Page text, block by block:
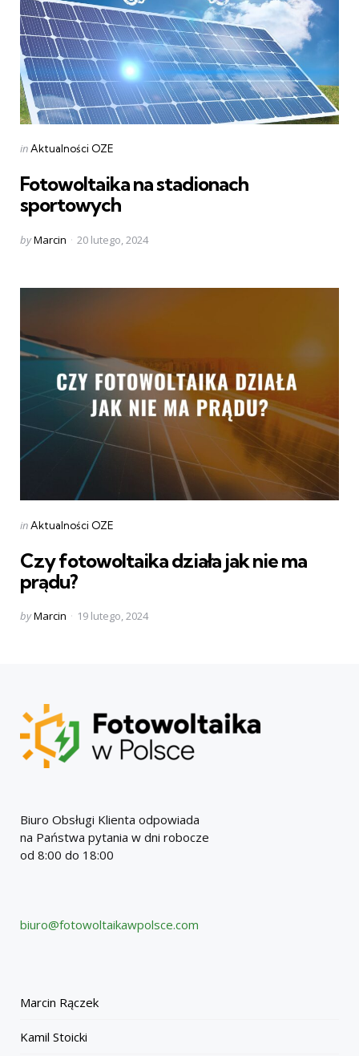
Categories
Posted
inAktualności OZE
Fotowoltaika na stadionach
sportowych
Posted
byMarcin 20 lutego, 2024
Categories
Posted
inAktualności OZE
Czy fotowoltaika działa jak nie ma
prądu?
Posted
byMarcin 19 lutego, 2024
Biuro Obsługi Klienta odpowiada
na Państwa pytania w dni robocze
od 8:00 do 18:00
biuro@fotowoltaikawpolsce.com
Marcin Rączek
Kamil Stoicki